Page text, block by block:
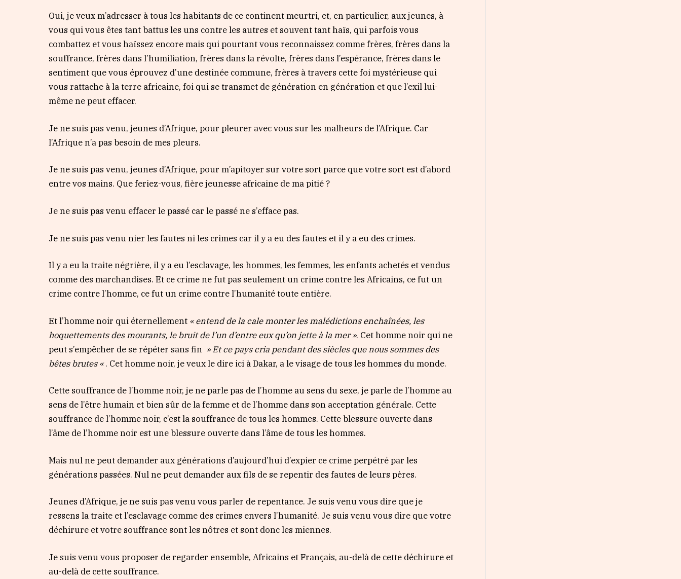
Oui, je veux m’adresser à tous les habitants de ce continent meurtri, et, en particulier, aux jeunes, à
vous qui vous êtes tant battus les uns contre les autres et souvent tant haïs, qui parfois vous
combattez et vous haïssez encore mais qui pourtant vous reconnaissez comme frères, frères dans la
souffrance, frères dans l’humiliation, frères dans la révolte, frères dans l’espérance, frères dans le
sentiment que vous éprouvez d’une destinée commune, frères à travers cette foi mystérieuse qui
vous rattache à la terre africaine, foi qui se transmet de génération en génération et que l’exil lui-
même ne peut effacer.
Je ne suis pas venu, jeunes d’Afrique, pour pleurer avec vous sur les malheurs de l’Afrique. Car
l’Afrique n’a pas besoin de mes pleurs.
Je ne suis pas venu, jeunes d’Afrique, pour m’apitoyer sur votre sort parce que votre sort est d’abord
entre vos mains. Que feriez-vous, fière jeunesse africaine de ma pitié ?
Je ne suis pas venu effacer le passé car le passé ne s’efface pas.
Je ne suis pas venu nier les fautes ni les crimes car il y a eu des fautes et il y a eu des crimes.
Il y a eu la traite négrière, il y a eu l’esclavage, les hommes, les femmes, les enfants achetés et vendus
comme des marchandises. Et ce crime ne fut pas seulement un crime contre les Africains, ce fut un
crime contre l’homme, ce fut un crime contre l’humanité toute entière.
Et l’homme noir qui éternellement « entend de la cale monter les malédictions enchaînées, les
hoquettements des mourants, le bruit de l’un d’entre eux qu’on jette à la mer ». Cet homme noir qui ne
peut s’empêcher de se répéter sans fin » Et ce pays cria pendant des siècles que nous sommes des
bêtes brutes «. Cet homme noir, je veux le dire ici à Dakar, a le visage de tous les hommes du monde.
Cette souffrance de l’homme noir, je ne parle pas de l’homme au sens du sexe, je parle de l’homme au
sens de l’être humain et bien sûr de la femme et de l’homme dans son acceptation générale. Cette
souffrance de l’homme noir, c’est la souffrance de tous les hommes. Cette blessure ouverte dans
l’âme de l’homme noir est une blessure ouverte dans l’âme de tous les hommes.
Mais nul ne peut demander aux générations d’aujourd’hui d’expier ce crime perpétré par les
générations passées. Nul ne peut demander aux fils de se repentir des fautes de leurs pères.
Jeunes d’Afrique, je ne suis pas venu vous parler de repentance. Je suis venu vous dire que je
ressens la traite et l’esclavage comme des crimes envers l’humanité. Je suis venu vous dire que votre
déchirure et votre souffrance sont les nôtres et sont donc les miennes.
Je suis venu vous proposer de regarder ensemble, Africains et Français, au-delà de cette déchirure et
au-delà de cette souffrance.